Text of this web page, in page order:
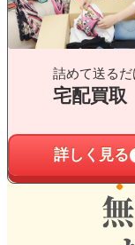
詰めて送るだ
宅配買取
詳しく見る
リ
ン
ク